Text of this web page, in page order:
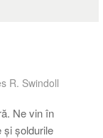
R. Swindoll
Ne vin în
şi şoldurile